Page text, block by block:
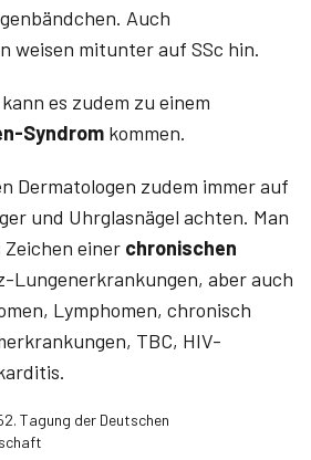
Auch
weisen mitunter auf SSc hin.
es zudem zu einem
Syndrom kommen.
Dermatologen zudem immer auf
und Uhrglasnägel achten. Man
einer chronischen
Lungenerkrankungen, aber auch
Lymphomen, chronisch
TBC, HIV-
Tagung der Deutschen